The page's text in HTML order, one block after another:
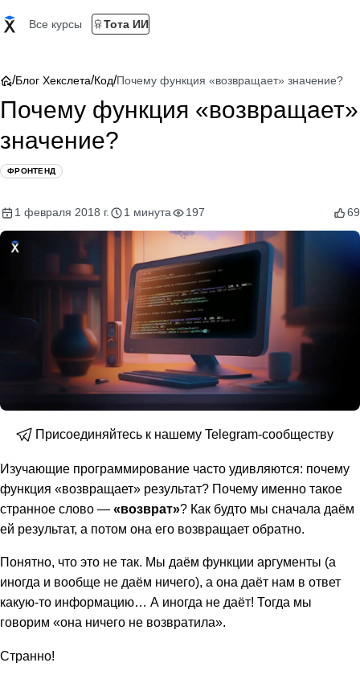
Все курсы Тота ИИ
/Блог Хекслета/Код/Почему функция «возвращает» значение?
Почему функция «возвращает»
значение?
ФРОНТЕНД
1 февраля 2018 г. 1 минута 197 69
Присоединяйтесь к нашему Telegram-сообществу
Изучающие программирование часто удивляются: почему
функция «возвращает» результат? Почему именно такое
странное слово — «возврат»? Как будто мы сначала даём
ей результат, а потом она его возвращает обратно.
Понятно, что это не так. Мы даём функции аргументы (а
иногда и вообще не даём ничего), а она даёт нам в ответ
какую-то информацию… А иногда не даёт! Тогда мы
говорим «она ничего не возвратила».
Странно!